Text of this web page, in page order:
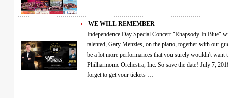
WE WILL REMEMBER
Independence Day Special Concert "Rhapsody In Blue" will be performed live by special guest, the very
talented, Gary Menzies, on the piano, together with our guest
be a lot more performances that you surely wouldn't
Philharmonic Orchestra, Inc. So save the date! July 7,
forget to get your tickets …